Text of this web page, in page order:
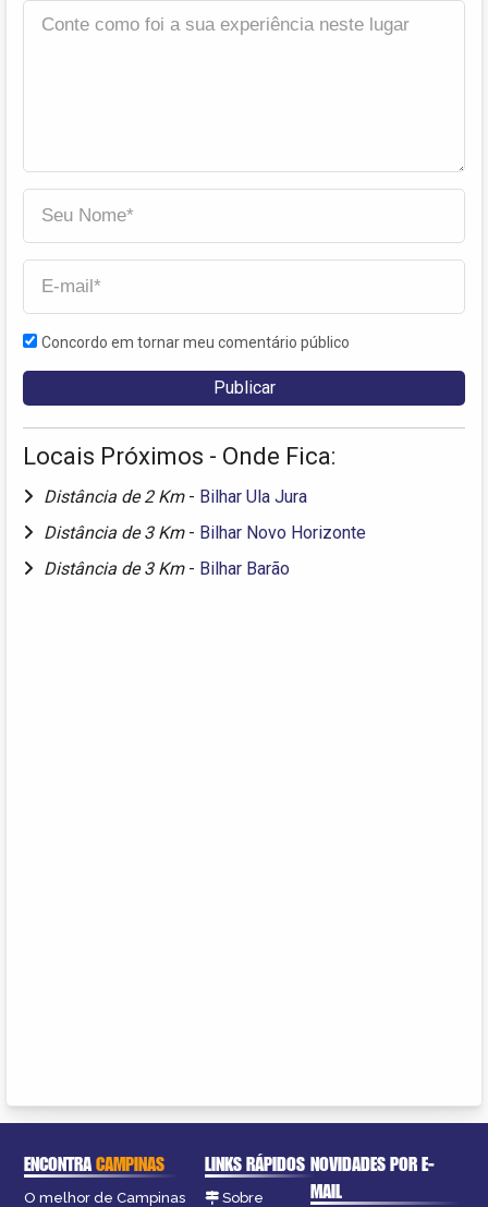
Concordo em tornar meu comentário público
Locais Próximos - Onde Fica:
Distância de 2 Km - Bilhar Ula Jura
Distância de 3 Km - Bilhar Novo Horizonte
Distância de 3 Km - Bilhar Barão
ENCONTRACAMPINAS
O melhor de Campinas
LINKS RÁPIDOS
Sobre
NOVIDADES POR E-
MAIL